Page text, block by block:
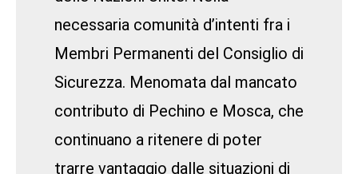
necessaria comunità d’intenti fra i
Membri Permanenti del Consiglio di
Sicurezza. Menomata dal mancato
contributo di Pechino e Mosca, che
continuano a ritenere di poter
trarre vantaggio dalle situazioni di